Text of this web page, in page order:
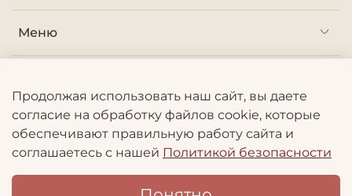
Меню
Информация
Продолжая использовать наш сайт, вы даете
согласие на обработку файлов cookie, которые
обеспечивают правильную работу сайта и
соглашаетесь с нашей Политикой безопасности